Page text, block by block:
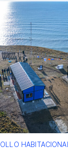
HABITACIONAL